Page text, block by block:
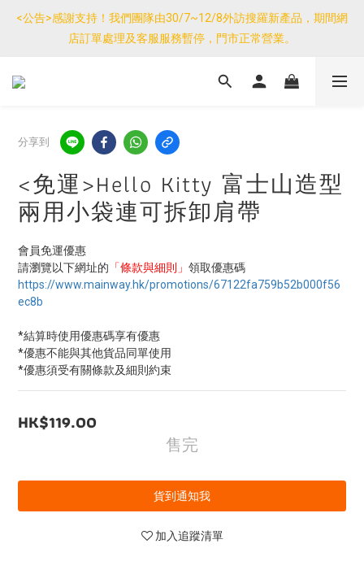
優惠免運產品如與其他商品同單購買，其他商品每件只需加$7運
費。(大件/較重產品除外)
<公告>感謝支持！我們團隊由30/7~12/8外訪搜羅新產品，期間網
店訂單處理及客服服務暫停，門市正常營業。
優惠免運產品如與其他商品同單購買，其他商品每件只需加$7運
分享到
<免運>Hello Kitty 富士山造型
兩用小袋連可拆卸肩帶
會員免運優惠
請瀏覽以下網址的 「條款與細則」 領取優惠碼
https://www.mainway.hk/promotions/67122fa759b52b000f56
ec8b
*結算時使用優惠碼享有優惠
*優惠不能與其他貨品同單使用
*優惠須受有關條款及細則約束
HK$119.00
售完
貨到通知我
加入追蹤清單